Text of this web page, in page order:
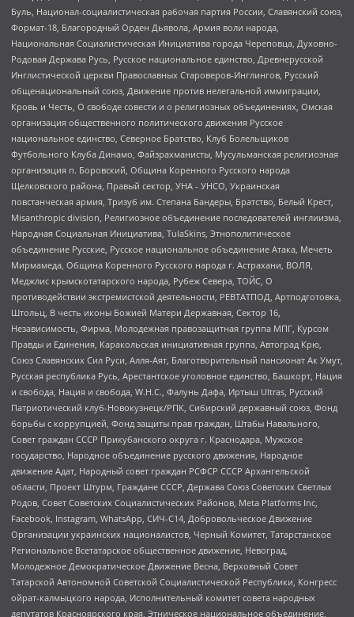
Буль, Национал-социалистическая рабочая партия России, Славянский союз,
Формат-18, Благородный Орден Дьявола, Армия воли народа,
Национальная Социалистическая Инициатива города Череповца, Духовно-
Родовая Держава Русь, Русское национальное единство, Древнерусской
Инглистической церкви Православных Староверов-Инглингов, Русский
общенациональный союз, Движение против нелегальной иммиграции,
Кровь и Честь, О свободе совести и о религиозных объединениях, Омская
организация общественного политического движения Русское
национальное единство, Северное Братство, Клуб Болельщиков
Футбольного Клуба Динамо, Файзрахманисты, Мусульманская религиозная
организация п. Боровский, Община Коренного Русского народа
Щелковского района, Правый сектор, УНА - УНСО, Украинская
повстанческая армия, Тризуб им. Степана Бандеры, Братство, Белый Крест,
Misanthropic division, Религиозное объединение последователей инглиизма,
Народная Социальная Инициатива, TulaSkins, Этнополитическое
объединение Русские, Русское национальное объединение Атака, Мечеть
Мирмамеда, Община Коренного Русского народа г. Астрахани, ВОЛЯ,
Меджлис крымскотатарского народа, Рубеж Севера, ТОЙС, О
противодействии экстремистской деятельности, РЕВТАТПОД, Артподготовка,
Штольц, В честь иконы Божией Матери Державная, Сектор 16,
Независимость, Фирма, Молодежная правозащитная группа МПГ, Курсом
Правды и Единения, Каракольская инициативная группа, Автоград Крю,
Союз Славянских Сил Руси, Алля-Аят, Благотворительный пансионат Ак Умут,
Русская республика Русь, Арестантское уголовное единство, Башкорт, Нация
и свобода, Нация и свобода, W.H.С., Фалунь Дафа, Иртыш Ultras, Русский
Патриотический клуб-Новокузнецк/РПК, Сибирский державный союз, Фонд
борьбы с коррупцией, Фонд защиты прав граждан, Штабы Навального,
Совет граждан СССР Прикубанского округа г. Краснодара, Мужское
государство, Народное объединение русского движения, Народное
движение Адат, Народный совет граждан РСФСР СССР Архангельской
области, Проект Штурм, Граждане СССР, Держава Союз Советских Светлых
Родов, Совет Советских Социалистических Районов, Meta Platforms Inc,
Facebook, Instagram, WhatsApp, СИЧ-С14, Добровольческое Движение
Организации украинских националистов, Черный Комитет, Татарстанское
Региональное Всетатарское общественное движение, Невоград,
Молодежное Демократическое Движение Весна, Верховный Совет
Татарской Автономной Советской Социалистической Республики, Конгресс
ойрат-калмыцкого народа, Исполнительный комитет совета народных
депутатов Красноярского края, Этническое национальное объединение,